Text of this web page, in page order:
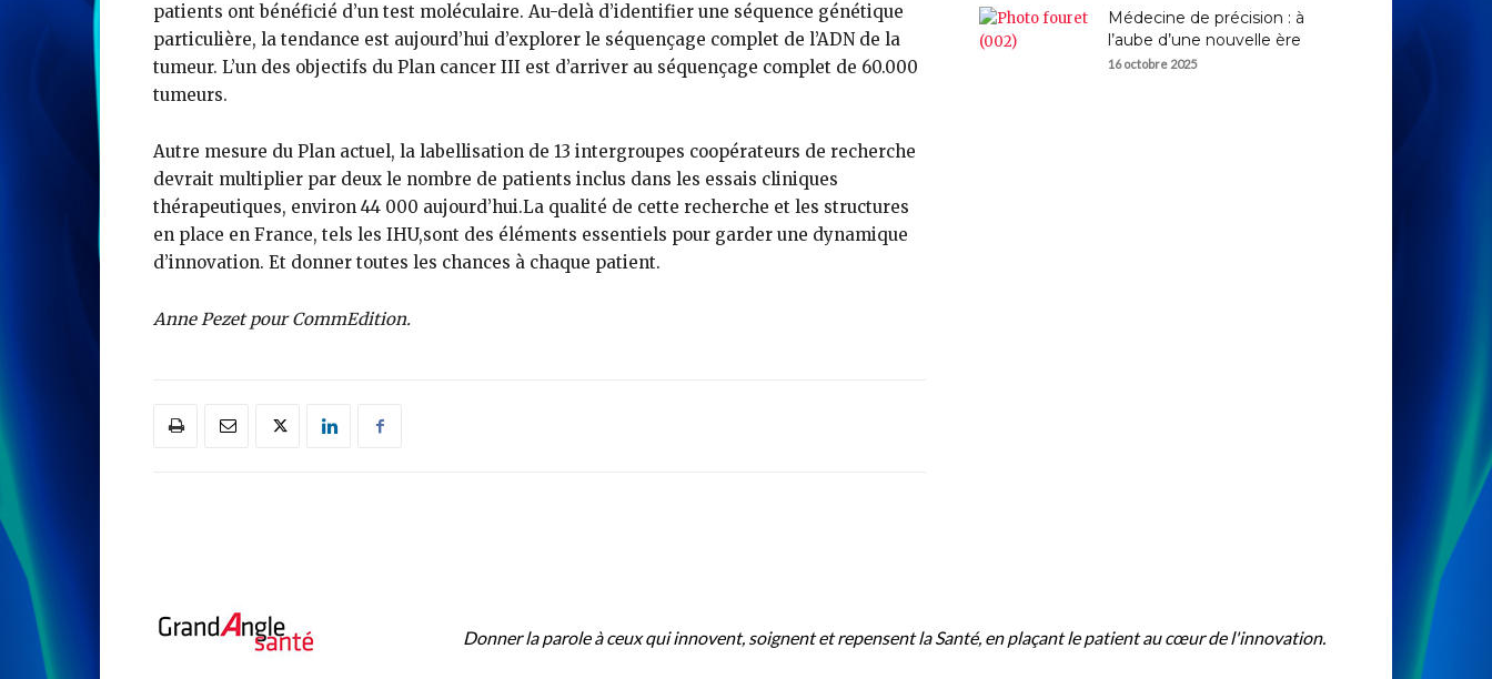
patients ont bénéficié d’un test moléculaire. Au-delà d’identifier une séquence génétique
particulière, la tendance est aujourd’hui d’explorer le séquençage complet de l’ADN de la
tumeur. L’un des objectifs du Plan cancer III est d’arriver au séquençage complet de 60.000
tumeurs.
Autre mesure du Plan actuel, la labellisation de 13 intergroupes coopérateurs de recherche
devrait multiplier par deux le nombre de patients inclus dans les essais cliniques
thérapeutiques, environ 44 000 aujourd’hui.La qualité de cette recherche et les structures
en place en France, tels les IHU,sont des éléments essentiels pour garder une dynamique
d’innovation. Et donner toutes les chances à chaque patient.
Anne Pezet pour CommEdition.
Médecine de précision : à
l’aube d’une nouvelle ère
16 octobre 2025
Donner la parole à ceux qui innovent, soignent et repensent la Santé, en plaçant le patient au cœur de l'innovation.